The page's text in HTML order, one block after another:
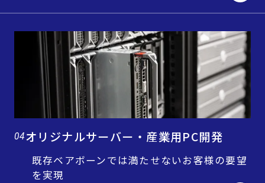
04オリジナルサーバー・産業用PC開発
既存ベアボーンでは満たせないお客様の要望
を実現